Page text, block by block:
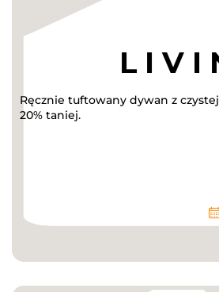
Ręcznie tuftowany dywan z
20% taniej.